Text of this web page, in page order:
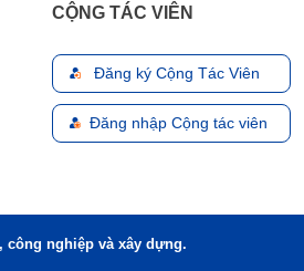
CỘNG TÁC VIÊN
Đăng ký Cộng Tác Viên
Đăng nhập Cộng tác viên
công nghiệp và xây dựng.